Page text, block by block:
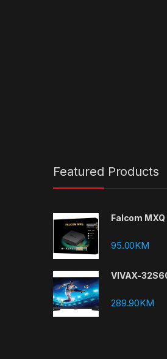
Featured Products
Falcom
95.00KM
VIVAX-
289.90KM